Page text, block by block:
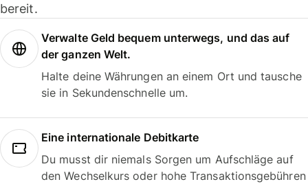
bereit.
Verwalte Geld bequem unterwegs, und das auf
der ganzen Welt.
Halte deine Währungen an einem Ort und tausche
sie in Sekundenschnelle um.
Eine internationale Debitkarte
Du musst dir niemals Sorgen um Aufschläge auf
den Wechselkurs oder hohe Transaktionsgebühren